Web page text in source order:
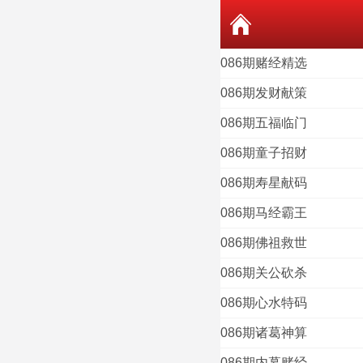
086期赌经精选
086期发财献策
086期五福临门
086期童子招财
086期寿星献码
086期马经霸王
086期佛祖救世
086期关公砍杀
086期心水特码
086期诸葛神算